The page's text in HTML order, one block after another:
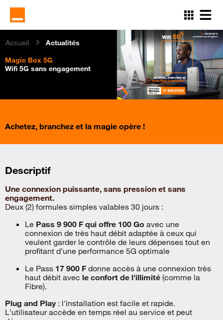
Aller
contenu
Accueil
Actualités
Magic Box 5G
Wifi 5G sans engagement
Achetez, branchez et la magie opère !
Descriptif
Une connexion puissante, sans pression et sans
engagement.
Deux (2) formules simples valables 30 jours :
Le Pass 9 900 F qui offre 100 Go avec une
connexion de très haut débit adaptée à ceux qui
veulent garder le contrôle de leurs dépenses tout en
profitant d’une performance 5G optimale
Le Pass 17 900 Fdonne accès à une connexion très
haut débit avec le confort de l'illimité (comme la
Fibre).
Plug and Play: l'installation est facile et rapide.
L'utilisateur accède en temps réel au service et peut